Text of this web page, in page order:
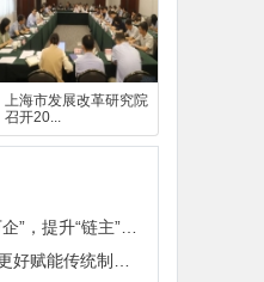
上海市发展改革研究院
召开20...
朱思文:深化“智赋万企”，提升“链主”企业产业生态主导力